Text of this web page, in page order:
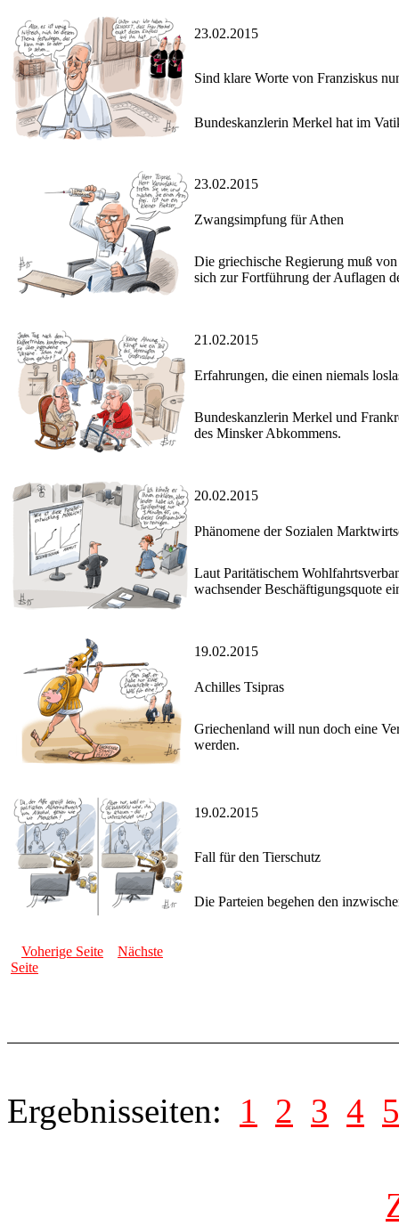
23.02.2015
Sind klare Worte von Franziskus
Bundeskanzlerin Merkel hat im
23.02.2015
Zwangsimpfung für Athen
Die griechische Regierung muß
sich zur Fortführung der Auflagen
21.02.2015
Erfahrungen, die einen niemals
Bundeskanzlerin Merkel und
des Minsker Abkommens.
20.02.2015
Phänomene der Sozialen
Laut Paritätischem
wachsender Beschäftigungsquote
19.02.2015
Achilles Tsipras
Griechenland will nun doch eine
werden.
19.02.2015
Fall für den Tierschutz
Die Parteien begehen den
Voherige Seite
Nächste
Seite
Ergebnisseiten: 1 2 3 4 5